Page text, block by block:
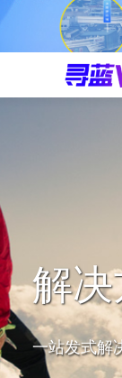
解
一站发式解